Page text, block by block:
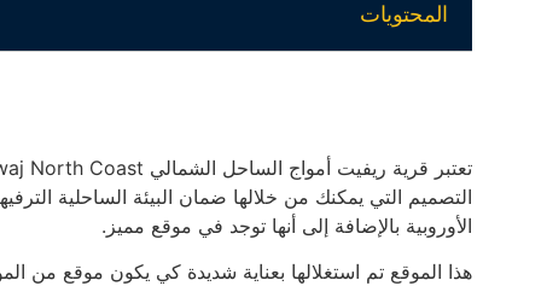
المحتويات
التصميم التي يمكنك من خلالها ضمان البيئة الساحلية
الأوروبية بالإضافة إلى أنها توجد في موقع مميز.
هذا الموقع تم استغلالها بعناية شديدة كي يكون موقع من